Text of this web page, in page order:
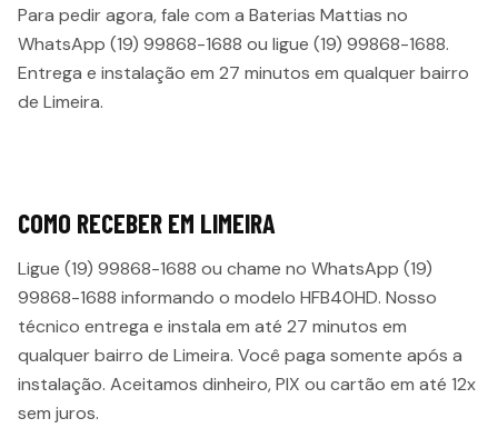
Para pedir agora, fale com a Baterias Mattias no
WhatsApp (19) 99868-1688 ou ligue (19) 99868-1688.
Entrega e instalação em 27 minutos em qualquer bairro
de Limeira.
COMO RECEBER EM LIMEIRA
Ligue (19) 99868-1688 ou chame no WhatsApp (19)
99868-1688 informando o modelo HFB40HD. Nosso
técnico entrega e instala em até 27 minutos em
qualquer bairro de Limeira. Você paga somente após a
instalação. Aceitamos dinheiro, PIX ou cartão em até 12x
sem juros.